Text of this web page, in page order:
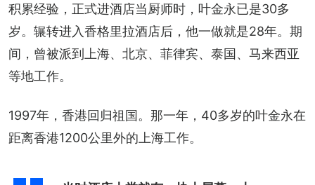
积累经验，正式进酒店当厨师时，叶金永已是30多
岁。辗转进入香格里拉酒店后，他一做就是28年。期
间，曾被派到上海、北京、菲律宾、泰国、马来西亚
等地工作。
1997年，香港回归祖国。那一年，40多岁的叶金永在
距离香港1200公里外的上海工作。